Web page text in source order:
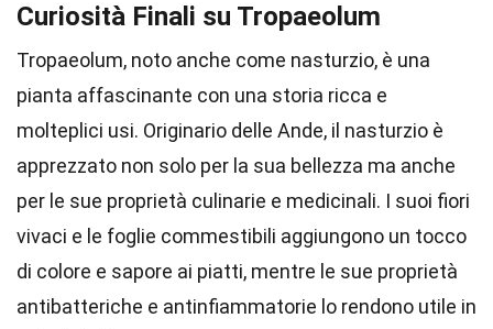
Curiosità Finali su Tropaeolum
Tropaeolum, noto anche come nasturzio, è una
pianta affascinante con una storia ricca e
molteplici usi. Originario delle Ande, il nasturzio è
apprezzato non solo per la sua bellezza ma anche
per le sue proprietà culinarie e medicinali. I suoi fiori
vivaci e le foglie commestibili aggiungono un tocco
di colore e sapore ai piatti, mentre le sue proprietà
antibatteriche e antinfiammatorie lo rendono utile in